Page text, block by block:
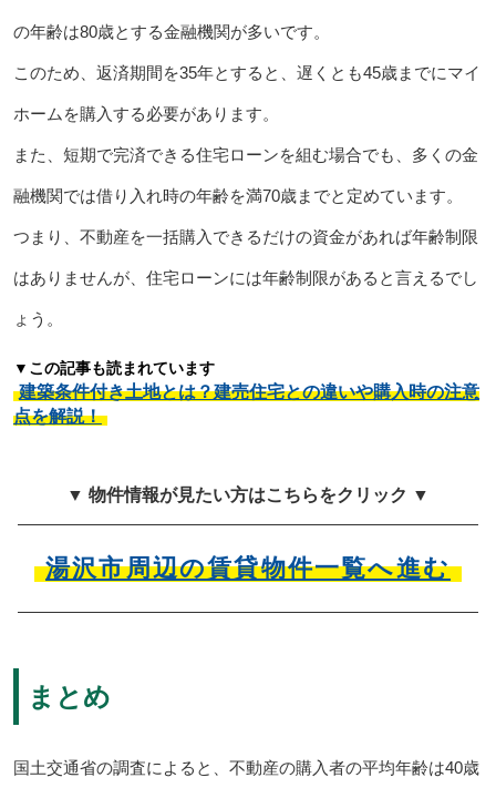
の年齢は80歳とする金融機関が多いです。
このため、返済期間を35年とすると、遅くとも45歳までにマイ
ホームを購入する必要があります。
また、短期で完済できる住宅ローンを組む場合でも、多くの金
融機関では借り入れ時の年齢を満70歳までと定めています。
つまり、不動産を一括購入できるだけの資金があれば年齢制限
はありませんが、住宅ローンには年齢制限があると言えるでし
ょう。
▼この記事も読まれています
建築条件付き土地とは？建売住宅との違いや購入時の注意
点を解説！
▼ 物件情報が見たい方はこちらをクリック ▼
湯沢市周辺の賃貸物件一覧へ進む
まとめ
国土交通省の調査によると、不動産の購入者の平均年齢は40歳